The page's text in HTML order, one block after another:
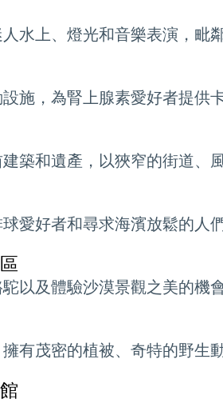
水上、燈光和音樂表演，毗
施，為腎上腺素愛好者提供
築和遺產，以狹窄的街道、
愛好者和尋求海濱放鬆的人
以及體驗沙漠景觀之美的機會
有茂密的植被、奇特的野生